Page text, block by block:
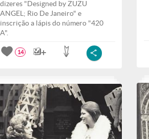
dizeres "Designed by ZUZU
ANGEL; Rio De Janeiro" e
inscrição a lápis do número "420
A".
14